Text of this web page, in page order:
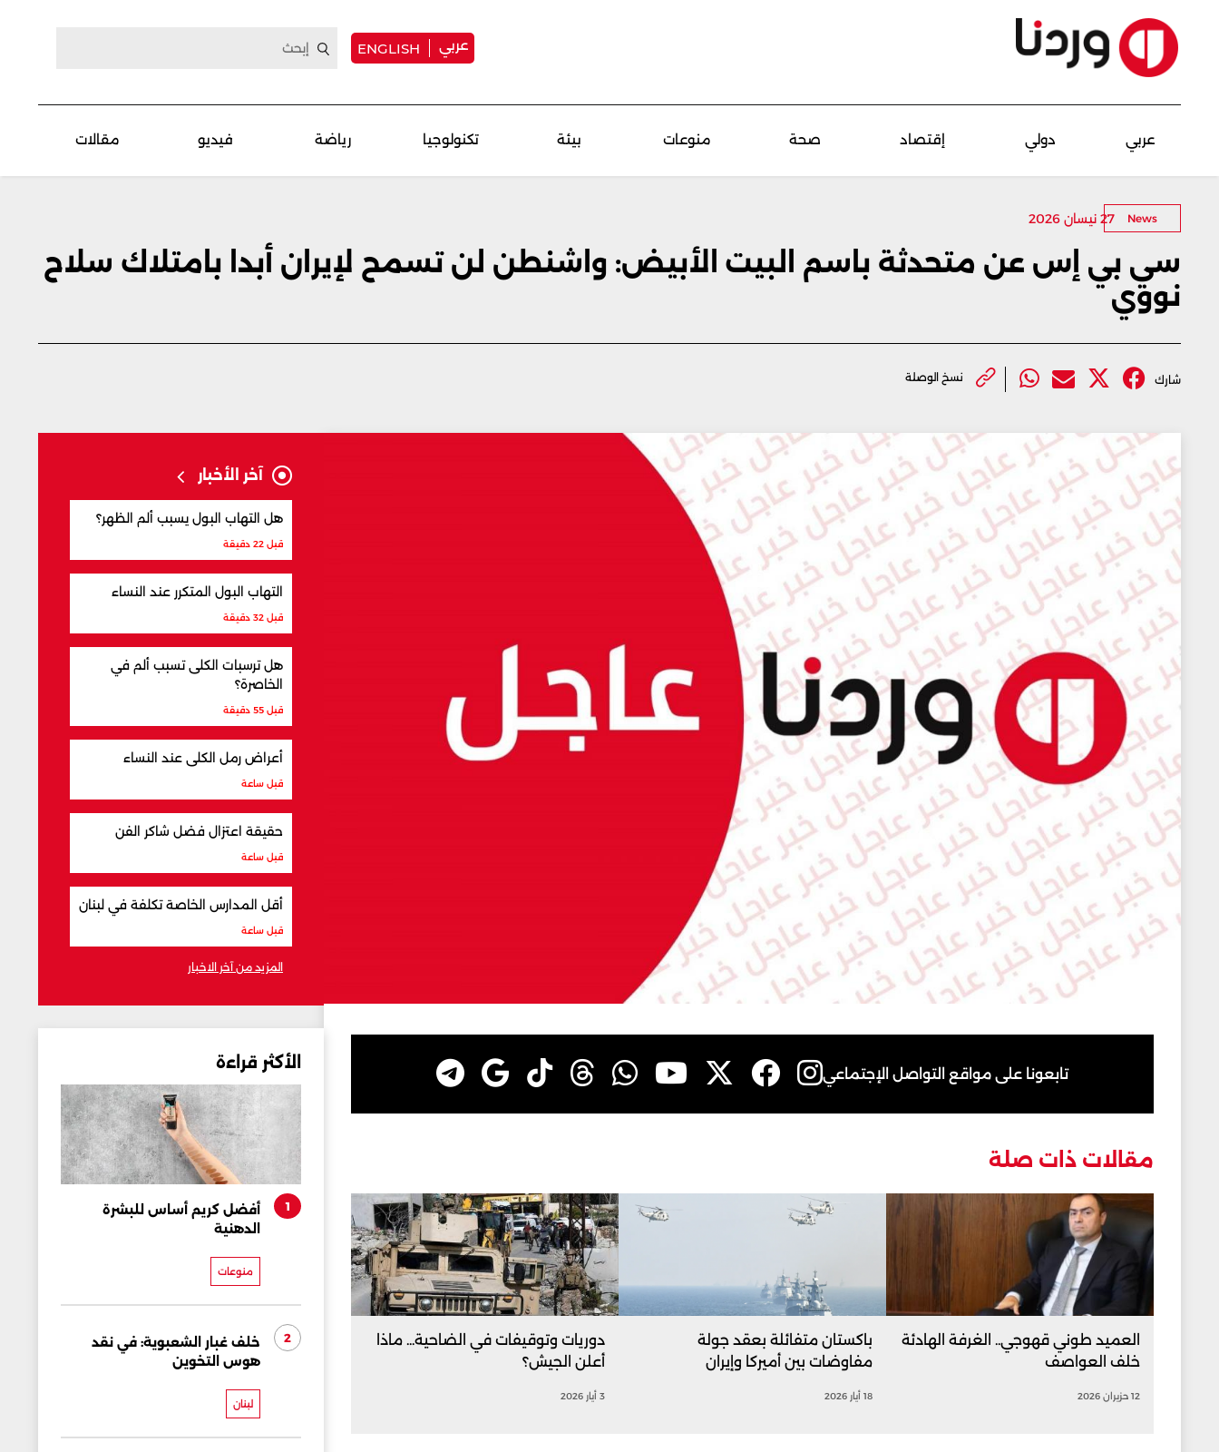
عربي ENGLISH
عربي دولي إقتصاد صحة منوعات بيئة تكنولوجيا رياضة فيديو مقالات
News 27 نيسان 2026
سي بي إس عن متحدثة باسم البيت الأبيض: واشنطن لن تسمح لإيران أبدا بامتلاك سلاح
نووي
شارك نسخ الوصلة
تابعونا على مواقع التواصل الإجتماعي
مقالات ذات صلة
العميد طوني قهوجي.. الغرفة الهادئة
خلف العواصف
12 حزيران 2026
باكستان متفائلة بعقد جولة
مفاوضات بين أميركا وإيران
18 أيار 2026
دوريات وتوقيفات في الضاحية... ماذا
أعلن الجيش؟
3 أيار 2026
آخر الأخبار
هل التهاب البول يسبب ألم الظهر؟
قبل 22 دقيقة
التهاب البول المتكرر عند النساء
قبل 32 دقيقة
هل ترسبات الكلى تسبب ألم في
الخاصرة؟
قبل 55 دقيقة
أعراض رمل الكلى عند النساء
قبل ساعة
حقيقة اعتزال فضل شاكر الفن
قبل ساعة
أقل المدارس الخاصة تكلفة في لبنان
قبل ساعة
المزيد من آخر الاخبار
الأكثر قراءة
1
أفضل كريم أساس للبشرة
الدهنية
منوعات
2
خلف غبار الشعبوية: في نقد
هوس التخوين
لبنان